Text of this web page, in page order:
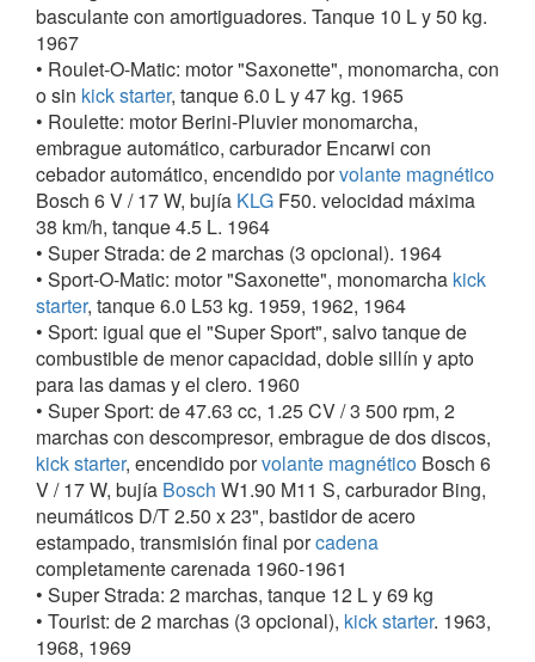
"Boomerang".
1966
Se asoció a la firma KAPTEINproduciendo el
ciclomotor "Kaptein Mobylette", que fue el producto
más importante de esta ultima firma, concluyendo la
cooperación en 1973.
La compañía desapareció tras ser absorbida por
BATAVUS.
Ciclomotores
Todos ellos equipados con motores monocilíndricos
de2T, de las firmas:
basculante con amortiguadores. Tanque 10 L y 50 kg.
1967
• Roulet-O-Matic: motor "Saxonette", monomarcha, con
o sin kick starter, tanque 6.0 L y 47 kg. 1965
• Roulette: motor Berini-Pluvier monomarcha,
embrague automático, carburador Encarwi con
cebador automático, encendido porvolante magnético
Bosch 6 V / 17 W, bujía KLG F50. velocidad máxima
38 km/h, tanque 4.5 L. 1964
• Super Strada: de 2 marchas (3 opcional). 1964
• Sport-O-Matic: motor "Saxonette", monomarcha kick
starter, tanque 6.0 L53 kg. 1959, 1962, 1964
• Sport: igual que el "Super Sport", salvo tanque de
combustible de menor capacidad, doble sillín y apto
para las damas y el clero. 1960
• Super Sport: de 47.63 cc, 1.25 CV / 3 500 rpm, 2
marchas con descompresor, embrague de dos discos,
kick starter, encendido porvolante magnético Bosch 6
V / 17 W, bujía Bosch W1.90 M11 S, carburador Bing,
neumáticos D/T 2.50 x 23", bastidor de acero
estampado, transmisión final porcadena
completamente carenada 1960-1961
• Super Strada: 2 marchas, tanque 12 L y 69 kg
• Tourist: de 2 marchas (3 opcional), kick starter. 1963,
1968, 1969